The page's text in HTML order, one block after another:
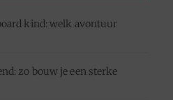
kind: welk avontuur
zo bouw je een sterke